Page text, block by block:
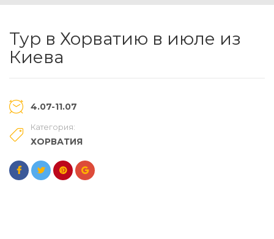
Тур в Хорватию в июле из
Киева
4.07-11.07
Категория:
ХОРВАТИЯ